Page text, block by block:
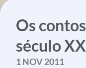
Os
século
1 NOV 2011